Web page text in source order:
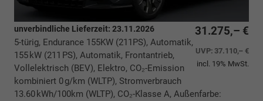
31.275,– €
UVP: 37.110,– €
incl. 19% MwSt.
unverbindliche Lieferzeit: 23.11.2026
5-türig, Endurance 155KW (211PS), Automatik,
155 kW (211 PS), Automatik, Frontantrieb,
Vollelektrisch (BEV), Elektro, CO₂-Emission
kombiniert 0 g/km (WLTP), Stromverbrauch
13.60 kWh/100km (WLTP), CO₂-Klasse A, Außenfarbe: